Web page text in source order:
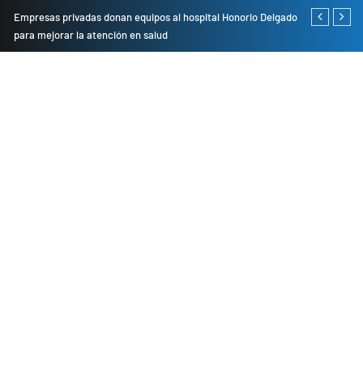
Empresas privadas donan equipos al hospital Honorio Delgado
para mejorar la atención en salud
Cambio de